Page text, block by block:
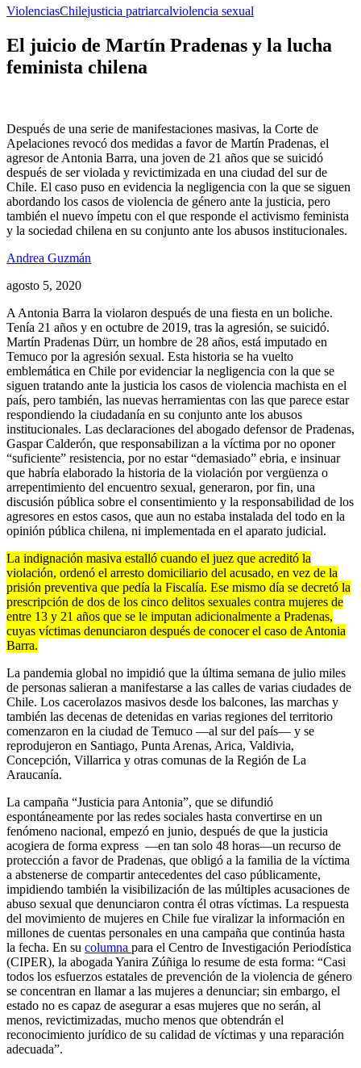
ViolenciasChilejusticia patriarcalviolencia sexual
El juicio de Martín Pradenas y la lucha
feminista chilena
Después de una serie de manifestaciones masivas, la Corte de
Apelaciones revocó dos medidas a favor de Martín Pradenas, el
agresor de Antonia Barra, una joven de 21 años que se suicidó
después de ser violada y revictimizada en una ciudad del sur de
Chile. El caso puso en evidencia la negligencia con la que se siguen
abordando los casos de violencia de género ante la justicia, pero
también el nuevo ímpetu con el que responde el activismo feminista
y la sociedad chilena en su conjunto ante los abusos institucionales.
Andrea Guzmán
agosto 5, 2020
A Antonia Barra la violaron después de una fiesta en un boliche.
Tenía 21 años y en octubre de 2019, tras la agresión, se suicidó.
Martín Pradenas Dürr, un hombre de 28 años, está imputado en
Temuco por la agresión sexual. Esta historia se ha vuelto
emblemática en Chile por evidenciar la negligencia con la que se
siguen tratando ante la justicia los casos de violencia machista en el
país, pero también, las nuevas herramientas con las que parece estar
respondiendo la ciudadanía en su conjunto ante los abusos
institucionales. Las declaraciones del abogado defensor de Pradenas,
Gaspar Calderón, que responsabilizan a la víctima por no oponer
“suficiente” resistencia, por no estar “demasiado” ebria, e insinuar
que habría elaborado la historia de la violación por vergüenza o
arrepentimiento del encuentro sexual, generaron, por fin, una
discusión pública sobre el consentimiento y la responsabilidad de los
agresores en estos casos, que aun no estaba instalada del todo en la
opinión pública chilena, ni implementada en el aparato judicial.
La indignación masiva estalló cuando el juez que acreditó la
violación, ordenó el arresto domiciliario del acusado, en vez de la
prisión preventiva que pedía la Fiscalía. Ese mismo día se decretó la
prescripción de dos de los cinco delitos sexuales contra mujeres de
entre 13 y 21 años que se le imputan adicionalmente a Pradenas,
cuyas víctimas denunciaron después de conocer el caso de Antonia
Barra.
La pandemia global no impidió que la última semana de julio miles
de personas salieran a manifestarse a las calles de varias ciudades de
Chile. Los cacerolazos masivos desde los balcones, las marchas y
también las decenas de detenidas en varias regiones del territorio
comenzaron en la ciudad de Temuco —al sur del país— y se
reprodujeron en Santiago, Punta Arenas, Arica, Valdivia,
Concepción, Villarrica y otras comunas de la Región de La
Araucanía.
La campaña “Justicia para Antonia”, que se difundió
espontáneamente por las redes sociales hasta convertirse en un
fenómeno nacional, empezó en junio, después de que la justicia
acogiera de forma express —en tan solo 48 horas—un recurso de
protección a favor de Pradenas, que obligó a la familia de la víctima
a abstenerse de compartir antecedentes del caso públicamente,
impidiendo también la visibilización de las múltiples acusaciones de
abuso sexual que denunciaron contra él otras víctimas. La respuesta
del movimiento de mujeres en Chile fue viralizar la información en
millones de cuentas personales en una campaña que continúa hasta
la fecha. En su columna para el Centro de Investigación Periodística
(CIPER), la abogada Yanira Zúñiga lo resume de esta forma: “Casi
todos los esfuerzos estatales de prevención de la violencia de género
se concentran en llamar a las mujeres a denunciar; sin embargo, el
estado no es capaz de asegurar a esas mujeres que no serán, al
menos, revictimizadas, mucho menos que obtendrán el
reconocimiento jurídico de su calidad de víctimas y una reparación
adecuada”.